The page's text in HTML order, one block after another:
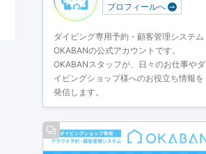
プロフィールへ
ダイビング専用予約・顧客管理システム
OKABANの公式アカウントです。
OKABANスタッフが、日々のお仕事やダ
イビングショップ様へのお役立ち情報を
発信します。